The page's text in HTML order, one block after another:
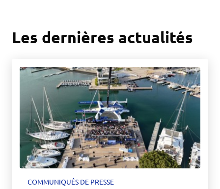
Les dernières actualités
COMMUNIQUÉS DE PRESSE